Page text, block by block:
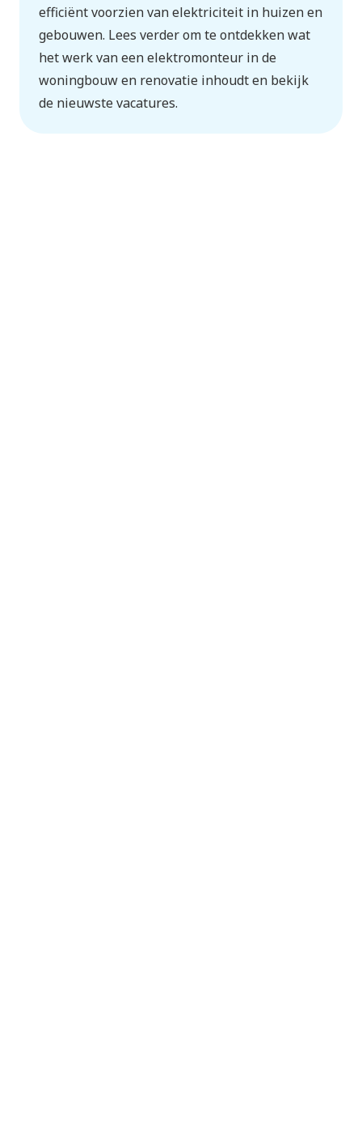
efficiënt voorzien van elektriciteit in huizen en
gebouwen. Lees verder om te ontdekken wat
het werk van een elektromonteur in de
woningbouw en renovatie inhoudt en bekijk
de nieuwste vacatures.